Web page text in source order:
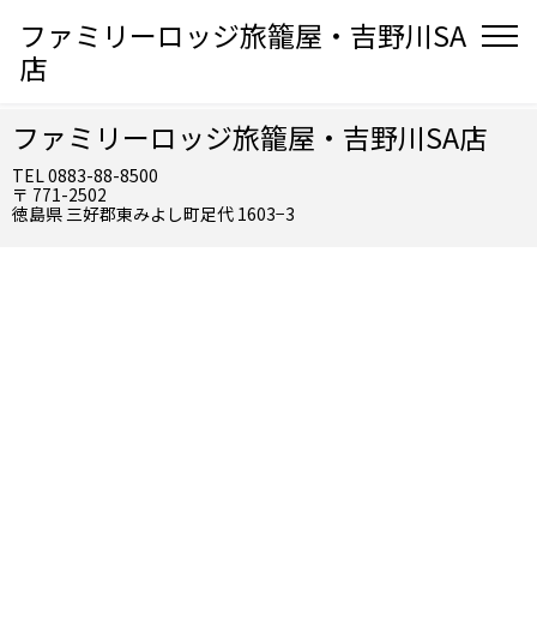
ファミリーロッジ旅籠屋・吉野川SA
店
ファミリーロッジ旅籠屋・吉野川SA店
TEL 0883-88-8500
〒 771-2502
徳島県 三好郡東みよし町足代 1603−3